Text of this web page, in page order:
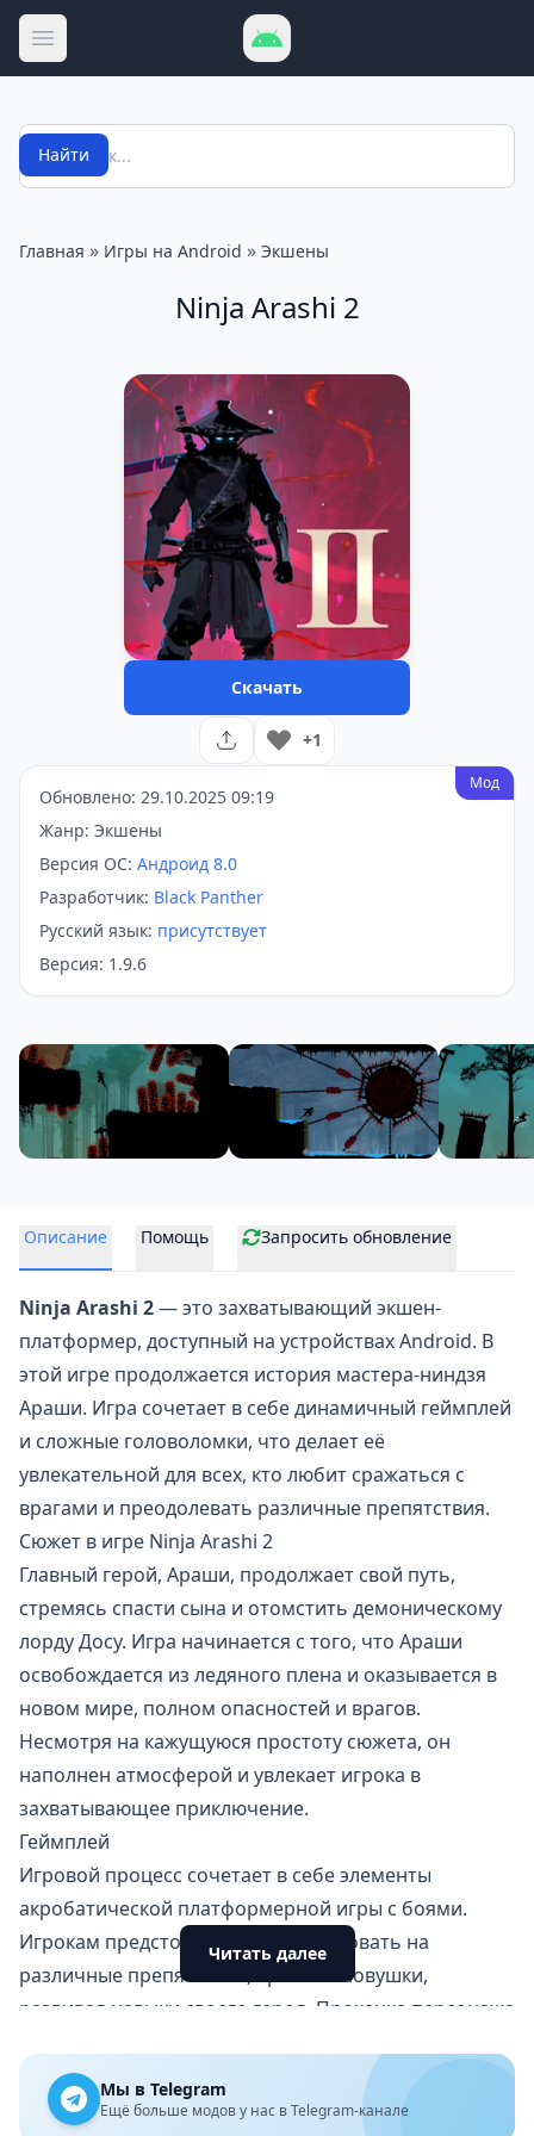
Открыть меню
Поиск
Найти
Главная » Игры на Android » Экшены
Ninja Arashi 2
Скачать
+1
Мод
Обновлено: 29.10.2025 09:19
Жанр: Экшены
Версия ОС: Андроид 8.0
Разработчик: Black Panther
Русский язык: присутствует
Версия: 1.9.6
Описание Помощь Запросить обновление
Ninja Arashi 2— это захватывающий экшен-
платформер, доступный на устройствах Android. В
этой игре продолжается история мастера-ниндзя
Араши. Игра сочетает в себе динамичный геймплей
и сложные головоломки, что делает её
увлекательной для всех, кто любит сражаться с
врагами и преодолевать различные препятствия.
Сюжет в игре Ninja Arashi 2
Главный герой, Араши, продолжает свой путь,
стремясь спасти сына и отомстить демоническому
лорду Досу. Игра начинается с того, что Араши
освобождается из ледяного плена и оказывается в
новом мире, полном опасностей и врагов.
Несмотря на кажущуюся простоту сюжета, он
наполнен атмосферой и увлекает игрока в
захватывающее приключение.
Геймплей
Игровой процесс сочетает в себе элементы
акробатической платформерной игры с боями.
Игрокам предстоит быстро реагировать на
различные препятствия, врагов и ловушки,
развивая навыки своего героя. Прокачка персонажа
прыжок и невидимость, что придаёт игре глубину и
стратегическую составляющую.
Читать далее
Мы в Telegram
Ещё больше модов у нас в Telegram-канале